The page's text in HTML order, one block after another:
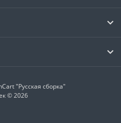
"Русская сборка"
© 2026